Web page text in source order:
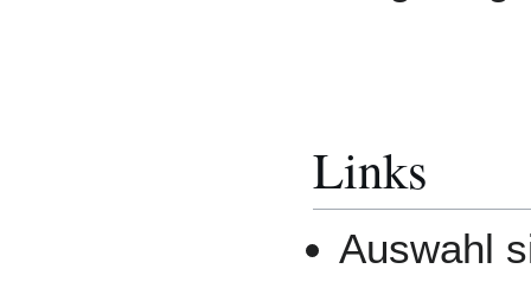
Links
Auswahl